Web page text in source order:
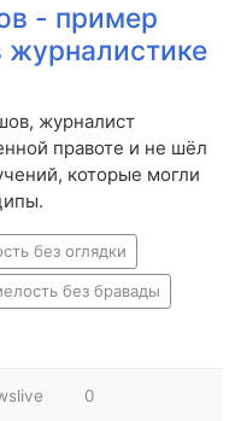
- пример
журналистике
журналист
правоте и не шёл
которые могли
без оглядки
без бравады
0